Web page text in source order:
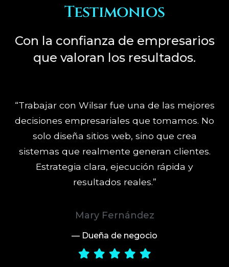
Testimonios
Con la confianza de empresarios
que valoran los resultados.
“Antes de Wilsar, nuestra página web
simplemente estaba en línea. Tras el
rediseño, empezamos a recibir consultas de
forma constante cada semana. La diferencia
no fue el diseño, sino la estrategia.”
— Dueño de negocio local